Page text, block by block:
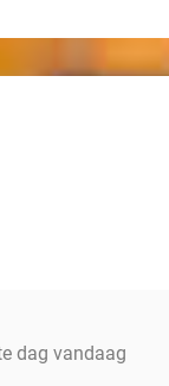
dag vandaag